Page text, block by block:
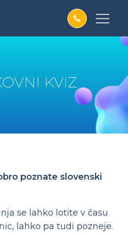
KVIZ
poznate slovenski
se lahko lotite v času
lahko pa tudi pozneje.